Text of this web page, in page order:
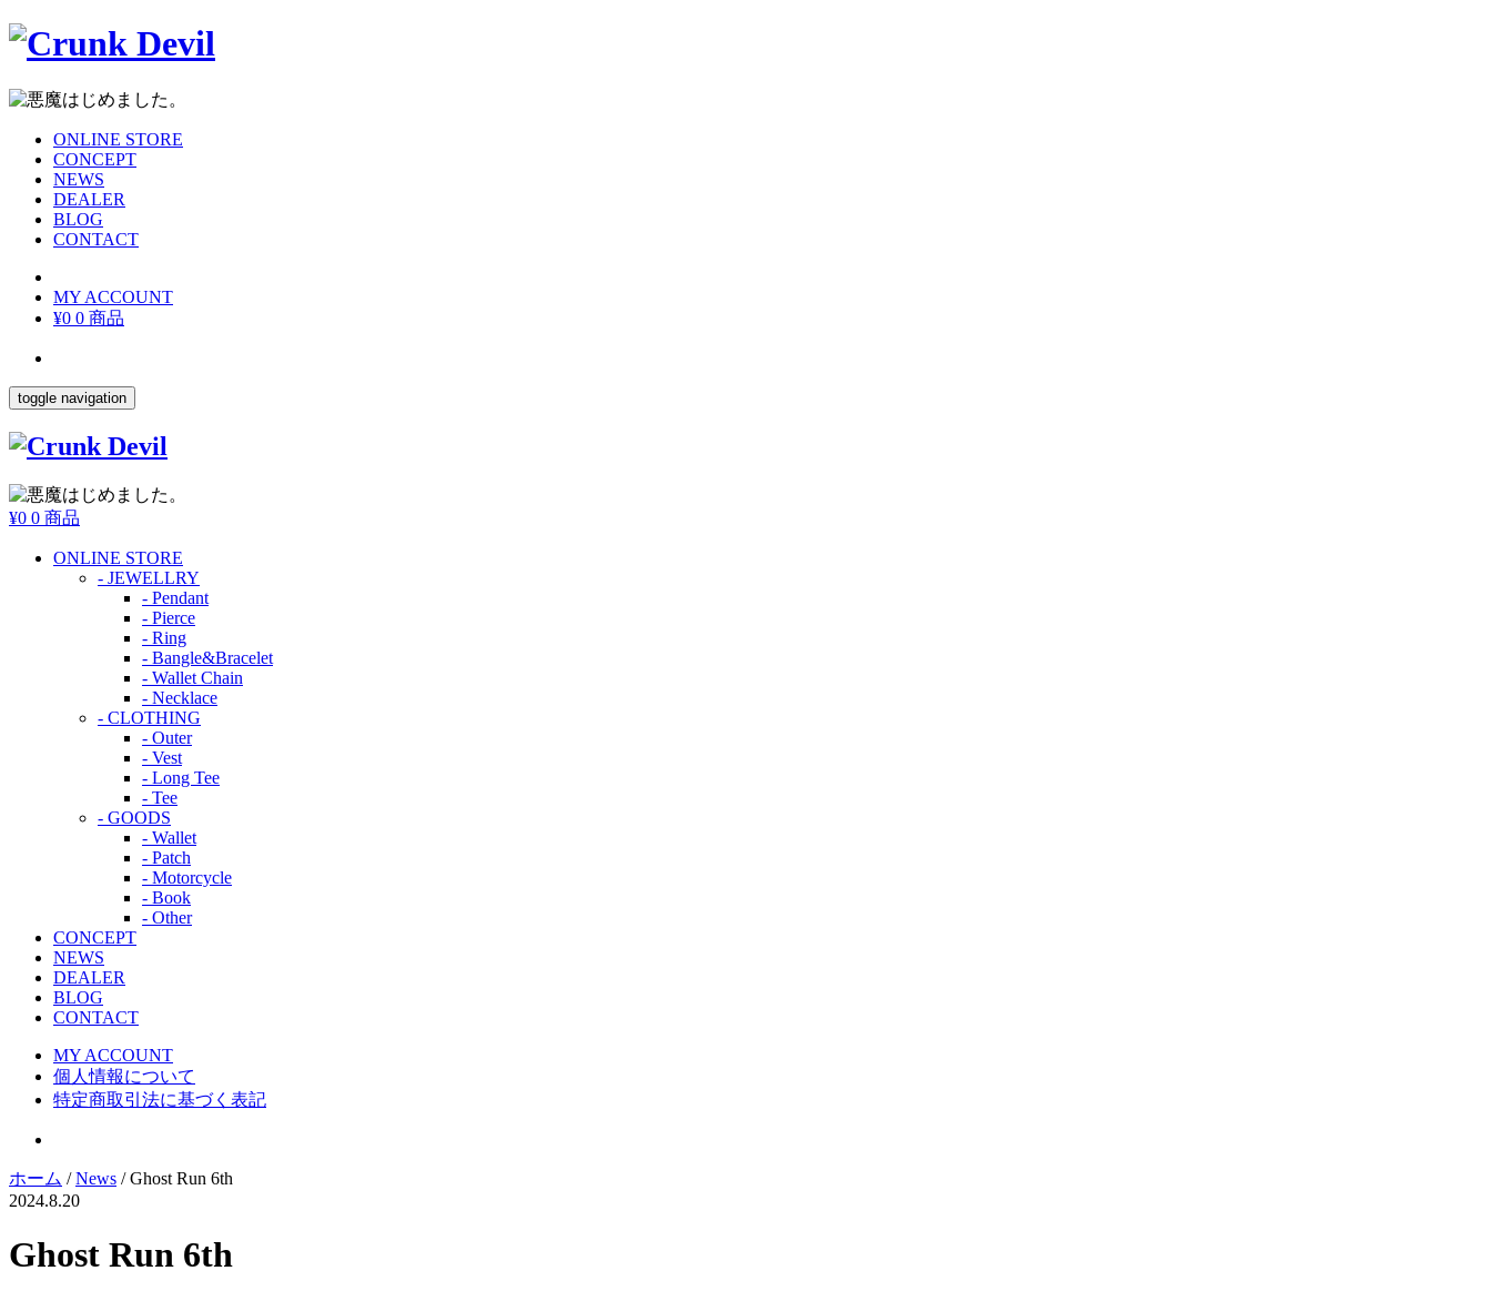
ONLINE STORE
CONCEPT
NEWS
DEALER
BLOG
CONTACT
MY ACCOUNT
¥0 0 商品
toggle navigation
¥0 0 商品
ONLINE STORE
- JEWELLRY
- Pendant
- Pierce
- Ring
- Bangle&Bracelet
- Wallet Chain
- Necklace
- CLOTHING
- Outer
- Vest
- Long Tee
- Tee
- GOODS
- Wallet
- Patch
- Motorcycle
- Book
- Other
CONCEPT
NEWS
DEALER
BLOG
CONTACT
MY ACCOUNT
個人情報について
特定商取引法に基づく表記
ホーム /News / Ghost Run 6th
2024.8.20
Ghost Run 6th